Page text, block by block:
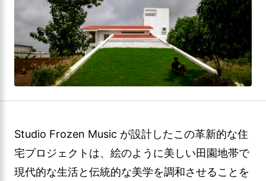
Studio Frozen Music が設計したこの革新的な住
宅プロジェクトは、絵のように美しい田園地帯で
現代的な生活と伝統的な美学を調和させることを